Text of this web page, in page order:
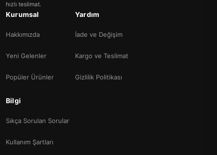
hızlı teslimat.
Kurumsal
Hakkımızda
Yeni Gelenler
Popüler Ürünler
Yardım
İade ve Değişim
Kargo ve Teslimat
Gizlilik Politikası
Bilgi
Sıkça Sorulan Sorular
Kullanım Şartları